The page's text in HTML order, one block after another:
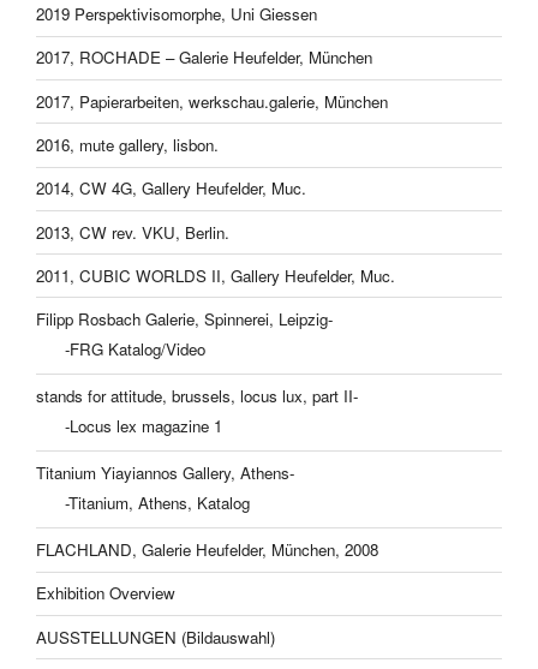
2019 Perspektivisomorphe, Uni Giessen
2017, ROCHADE – Galerie Heufelder, München
2017, Papierarbeiten, werkschau.galerie, München
2016, mute gallery, lisbon.
2014, CW 4G, Gallery Heufelder, Muc.
2013, CW rev. VKU, Berlin.
2011, CUBIC WORLDS II, Gallery Heufelder, Muc.
Filipp Rosbach Galerie, Spinnerei, Leipzig-
-FRG Katalog/Video
stands for attitude, brussels, locus lux, part II-
-Locus lex magazine 1
Titanium Yiayiannos Gallery, Athens-
-Titanium, Athens, Katalog
FLACHLAND, Galerie Heufelder, München, 2008
Exhibition Overview
AUSSTELLUNGEN (Bildauswahl)